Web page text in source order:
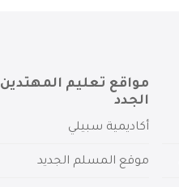
مواقع تعليم المهتدين
الجدد
أكاديمية سبيلي
موقع المسلم الجديد